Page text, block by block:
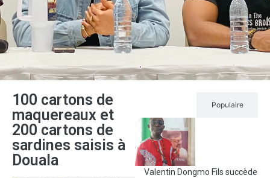
100 cartons de
maquereaux et
200 cartons de
sardines saisis à
Douala
Populaire
Valentin Dongmo Fils succède